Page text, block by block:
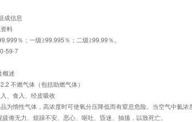
成信息
料
％；一级≥99.995％；二级≥99.99％。
59-7
概述
不燃气体（包括助燃气体）
、食入、经皮吸收
为惰性气体，高浓度时可使氧分压降低而有窒息危险。当空气中氦
倦无力、烦躁不安、恶心、呕吐、昏迷、抽搐，以致死亡。